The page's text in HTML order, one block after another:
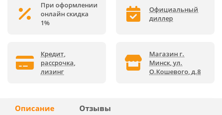
При оформлении
онлайн скидка
1%
Официальный
диллер
Кредит,
рассрочка,
лизинг
Магазин г.
Минск, ул.
О.Кошевого, д.8
Описание Отзывы